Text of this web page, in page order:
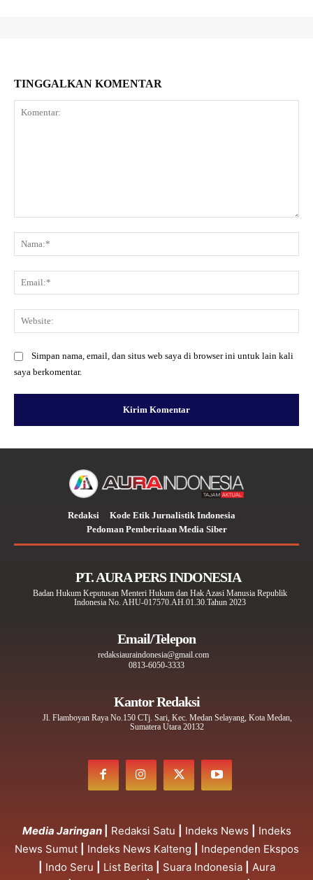
TINGGALKAN KOMENTAR
Simpan nama, email, dan situs web saya di browser ini untuk lain kali
saya berkomentar.
Redaksi
Kode Etik Jurnalistik Indonesia
Pedoman Pemberitaan Media Siber
PT. AURA PERS INDONESIA
Badan Hukum Keputusan Menteri Hukum dan Hak Azasi Manusia Republik
Indonesia No. AHU-017570.AH.01.30.Tahun 2023
Email/Telepon
redaksiauraindonesia@gmail.com
0813-6050-3333
Kantor Redaksi
Jl. Flamboyan Raya No.150 CTj. Sari, Kec. Medan Selayang, Kota Medan,
Sumatera Utara 20132
Media Jaringan Redaksi Satu Indeks News
Indeks
News Sumut
Indeks News Kalteng
Independen Ekspos
Indo Seru List Berita Suara Indonesia
Aura